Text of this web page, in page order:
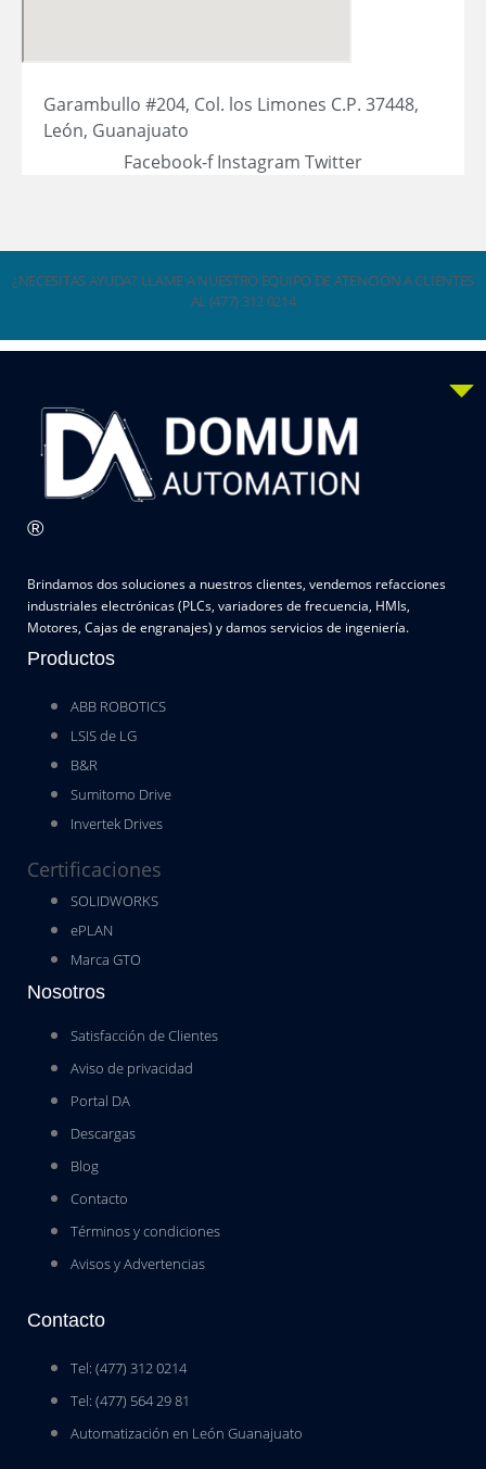
Garambullo #204, Col. los Limones C.P. 37448,
León, Guanajuato
Facebook-f Instagram Twitter
¿NECESITAS AYUDA? LLAME A NUESTRO EQUIPO DE ATENCIÓN A CLIENTES
AL (477) 312 0214
®
Brindamos dos soluciones a nuestros clientes, vendemos refacciones
industriales electrónicas (PLCs, variadores de frecuencia, HMIs,
Motores, Cajas de engranajes) y damos servicios de ingeniería.
Productos
ABB ROBOTICS
LSIS de LG
B&R
Sumitomo Drive
Invertek Drives
Certificaciones
SOLIDWORKS
ePLAN
Marca GTO
Nosotros
Satisfacción de Clientes
Aviso de privacidad
Portal DA
Descargas
Blog
Contacto
Términos y condiciones
Avisos y Advertencias
Contacto
Tel: (477) 312 0214
Tel: (477) 564 29 81
Automatización en León Guanajuato